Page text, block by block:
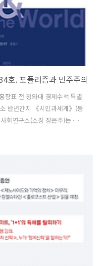
호. 포퓰리즘과 민주주의
장표 전 청와대 경제수석 특별
반년간지 《시민과세계》(등
회연구소(소장 장은주)는 반
상반기호, 편집위원장 김만
주의 위기의 징후로 본다. 이
가 있는지’, ‘포퓰리즘은 국가
했다. 장석준(글로벌정치경제